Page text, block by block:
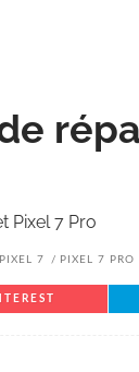
Pixel 7 Pro
PIXEL 7 PIXEL 7 PRO